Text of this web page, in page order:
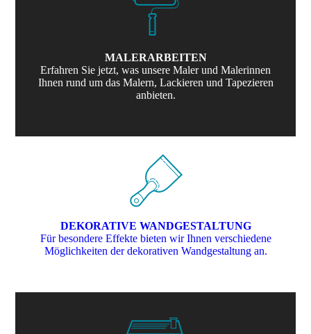
MALERARBEITEN
Erfahren Sie jetzt, was unsere Maler und Malerinnen
Ihnen rund um das Malern, Lackieren und Tapezieren
anbieten.
DEKORATIVE WANDGESTALTUNG
Für besondere Effekte bieten wir Ihnen verschiedene
Möglichkeiten der dekorativen Wandgestaltung an.